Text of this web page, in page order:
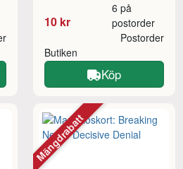
10 kr
6 på
postorder
Butiken
Postorder
Köp
Mängdrabatt